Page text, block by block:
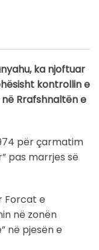
ka njoftuar
kontrollin e
Rrafshnaltën e
për çarmatim
pas marrjes së
Forcat e
në zonën
në pjesën e